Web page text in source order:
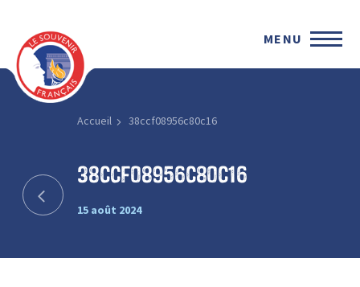
MENU
Accueil 38ccf08956c80c16
38ccf08956c80c16
15 août 2024